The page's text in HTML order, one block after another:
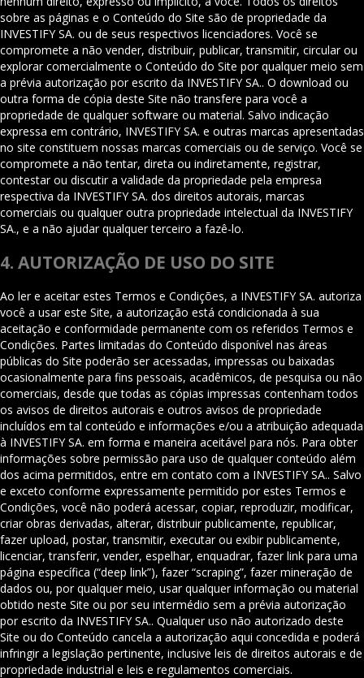
sobre as páginas e o Conteúdo do Site são de propriedade da
INVESTIFY SA. ou de seus respectivos licenciadores. Você se
compromete a não vender, distribuir, publicar, transmitir, circular ou
explorar comercialmente o Conteúdo do Site por qualquer meio sem
a prévia autorização por escrito da INVESTIFY SA.. O download ou
outra forma de cópia deste Site não transfere para você a
propriedade de qualquer software ou material. Salvo indicação
expressa em contrário, INVESTIFY SA. e outras marcas apresentadas
no site constituem nossas marcas comerciais ou de serviço. Você se
compromete a não tentar, direta ou indiretamente, registrar,
contestar ou discutir a validade da propriedade pela empresa
respectiva da INVESTIFY SA. dos direitos autorais, marcas
comerciais ou qualquer outra propriedade intelectual da INVESTIFY
SA., e a não ajudar qualquer terceiro a fazê-lo.
4. AUTORIZAÇÃO DE USO DO SITE
Ao ler e aceitar estes Termos e Condições, a INVESTIFY SA. autoriza
você a usar este Site, a autorização está condicionada à sua
aceitação e conformidade permanente com os referidos Termos e
Condições. Partes limitadas do Conteúdo disponível nas áreas
públicas do Site poderão ser acessadas, impressas ou baixadas
ocasionalmente para fins pessoais, acadêmicos, de pesquisa ou não
comerciais, desde que todas as cópias impressas contenham todos
os avisos de direitos autorais e outros avisos de propriedade
incluídos em tal conteúdo e informações e/ou a atribuição adequada
à INVESTIFY SA. em forma e maneira aceitável para nós. Para obter
informações sobre permissão para uso de qualquer conteúdo além
dos acima permitidos, entre em contato com a INVESTIFY SA.. Salvo
e exceto conforme expressamente permitido por estes Termos e
Condições, você não poderá acessar, copiar, reproduzir, modificar,
criar obras derivadas, alterar, distribuir publicamente, republicar,
fazer upload, postar, transmitir, executar ou exibir publicamente,
licenciar, transferir, vender, espelhar, enquadrar, fazer link para uma
página específica (“deep link”), fazer “scraping”, fazer mineração de
dados ou, por qualquer meio, usar qualquer informação ou material
obtido neste Site ou por seu intermédio sem a prévia autorização
por escrito da INVESTIFY SA.. Qualquer uso não autorizado deste
Site ou do Conteúdo cancela a autorização aqui concedida e poderá
infringir a legislação pertinente, inclusive leis de direitos autorais e de
propriedade industrial e leis e regulamentos comerciais.